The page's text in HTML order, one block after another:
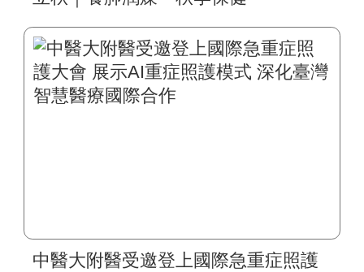
中醫大附醫受邀登上國際急重症照護